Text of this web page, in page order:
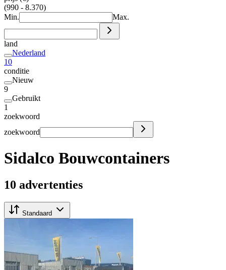
(990 - 8.370)
Min.
Max.
land
Nederland
10
conditie
Nieuw
9
Gebruikt
1
zoekwoord
zoekwoord
Sidalco Bouwcontainers
10 advertenties
Standaard